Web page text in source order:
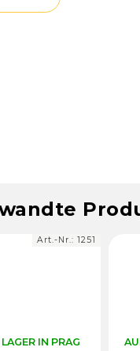
IN PRAG
Art.-Nr.: 1251